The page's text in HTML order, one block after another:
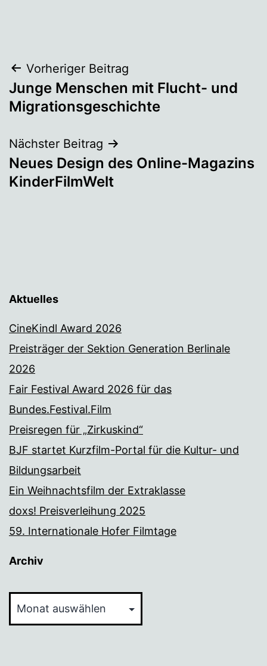
Beitragsnavigation
Vorheriger Beitrag
Junge Menschen mit Flucht- und
Migrationsgeschichte
Nächster Beitrag
Neues Design des Online-Magazins
KinderFilmWelt
Aktuelles
CineKindl Award 2026
Preisträger der Sektion Generation Berlinale
2026
Fair Festival Award 2026 für das
Bundes.Festival.Film
Preisregen für „Zirkuskind“
BJF startet Kurzfilm-Portal für die Kultur- und
Bildungsarbeit
Ein Weihnachtsfilm der Extraklasse
doxs! Preisverleihung 2025
59. Internationale Hofer Filmtage
Archiv